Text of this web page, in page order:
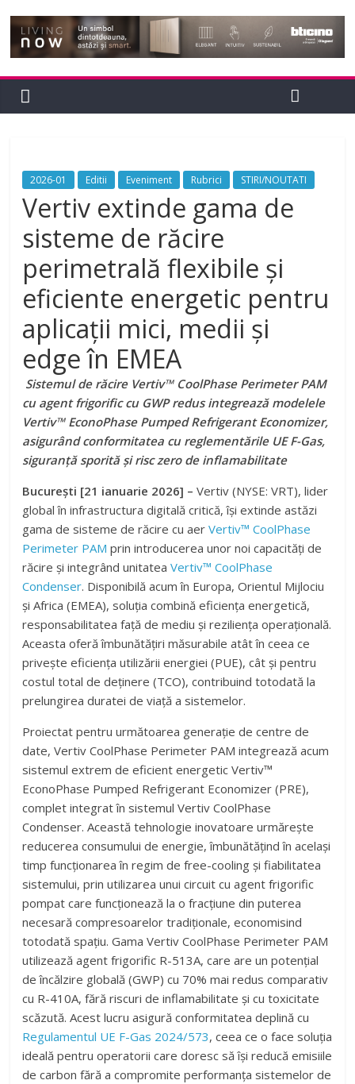
2026-01 Editii Eveniment Rubrici STIRI/NOUTATI
Vertiv extinde gama de
sisteme de răcire
perimetrală flexibile și
eficiente energetic pentru
aplicații mici, medii și
edge în EMEA
Sistemul de răcire Vertiv™ CoolPhase Perimeter PAM
cu agent frigorific cu GWP redus integrează modelele
Vertiv™ EconoPhase Pumped Refrigerant Economizer,
asigurând conformitatea cu reglementările UE F-Gas,
siguranță sporită și risc zero de inflamabilitate
București [21 ianuarie 2026] – Vertiv (NYSE: VRT), lider
global în infrastructura digitală critică, își extinde astăzi
gama de sisteme de răcire cu aerVertiv™ CoolPhase
Perimeter PAM prin introducerea unor noi capacități de
răcire și integrând unitateaVertiv™ CoolPhase
Condenser. Disponibilă acum în Europa, Orientul Mijlociu
și Africa (EMEA), soluția combină eficiența energetică,
responsabilitatea față de mediu și reziliența operațională.
Aceasta oferă îmbunătățiri măsurabile atât în ceea ce
privește eficiența utilizării energiei (PUE), cât și pentru
costul total de deținere (TCO), contribuind totodată la
prelungirea duratei de viață a sistemelor.
Proiectat pentru următoarea generație de centre de
date, Vertiv CoolPhase Perimeter PAM integrează acum
sistemul extrem de eficient energetic Vertiv™
EconoPhase Pumped Refrigerant Economizer (PRE),
complet integrat în sistemul Vertiv CoolPhase
Condenser. Această tehnologie inovatoare urmărește
reducerea consumului de energie, îmbunătățind în același
timp funcționarea în regim de free-cooling și fiabilitatea
sistemului, prin utilizarea unui circuit cu agent frigorific
pompat care funcționează la o fracțiune din puterea
necesară compresoarelor tradiționale, economisind
totodată spațiu. Gama Vertiv CoolPhase Perimeter PAM
utilizează agent frigorific R-513A, care are un potențial
de încălzire globală (GWP) cu 70% mai redus comparativ
cu R-410A, fără riscuri de inflamabilitate și cu toxicitate
scăzută. Acest lucru asigură conformitatea deplină cu
Regulamentul UE F-Gas 2024/573, ceea ce o face soluția
ideală pentru operatorii care doresc să își reducă emisiile
de carbon fără a compromite performanța sistemelor de